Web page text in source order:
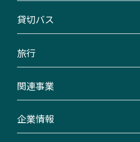
路線バスのご利用方法
三重交通接近情報バスロケーシ
ダイヤ改正情報
迂回・休止について
臨時バスについて
伊勢二見鳥羽周遊バスCANばす
「みえブルーライン」（三重大
南紀・VISON～横浜・東京・埼玉
伊賀～名古屋
南紀～VISON～名古屋
湯の山温泉～名古屋
桑名・長島温泉・金城ふ頭駅～
（休止中）
貸切バス
貸切バスのご利用について
お問い合わせ
旅行
貸切バス団体旅行
美し国周遊ばす
関連事業
自家用自動車車両運行管理
企業情報